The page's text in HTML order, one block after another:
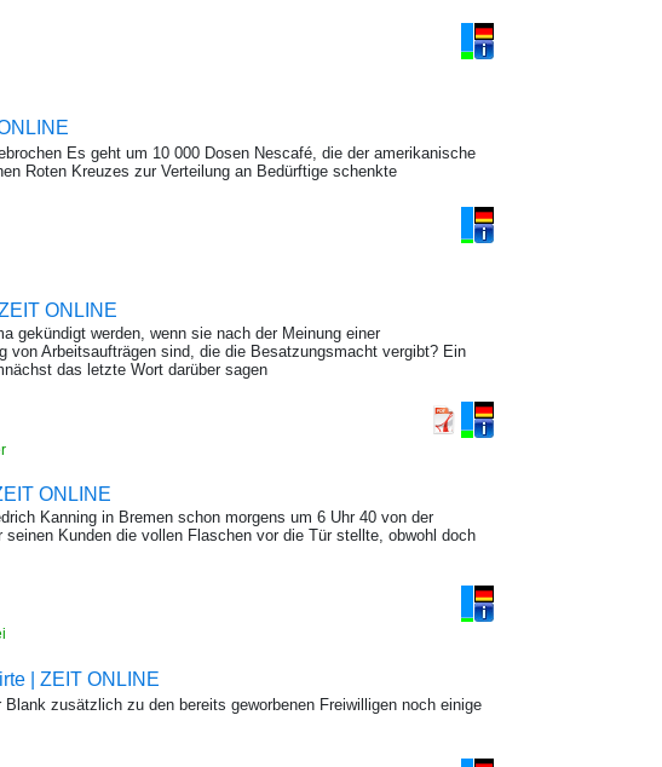
Es geht um 10 000 Dosen Nescafé, die der amerikanische
Roten Kreuzes zur Verteilung an Bedürftige schenkte
ONLINE
gekündigt werden, wenn sie nach der Meinung einer
von Arbeitsaufträgen sind, die die Besatzungsmacht vergibt? Ein
das letzte Wort darüber sagen
ONLINE
Kanning in Bremen schon morgens um 6 Uhr 40 von der
Kunden die vollen Flaschen vor die Tür stellte, obwohl doch
| ZEIT ONLINE
zusätzlich zu den bereits geworbenen Freiwilligen noch einige